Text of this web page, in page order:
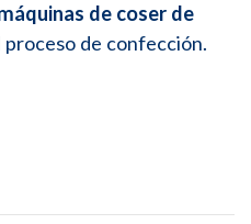
de coser de
de confección.